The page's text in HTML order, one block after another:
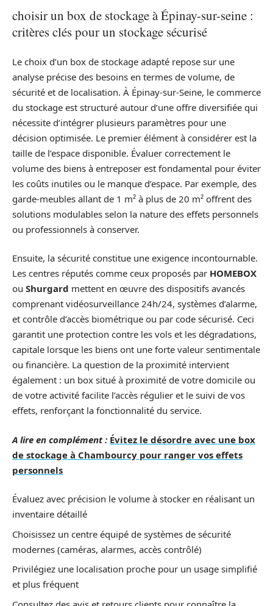
choisir un box de stockage à Épinay-sur-seine :
critères clés pour un stockage sécurisé
Le choix d’un box de stockage adapté repose sur une
analyse précise des besoins en termes de volume, de
sécurité et de localisation. À Épinay-sur-Seine, le commerce
du stockage est structuré autour d’une offre diversifiée qui
nécessite d’intégrer plusieurs paramètres pour une
décision optimisée. Le premier élément à considérer est la
taille de l’espace disponible. Évaluer correctement le
volume des biens à entreposer est fondamental pour éviter
les coûts inutiles ou le manque d’espace. Par exemple, des
garde-meubles allant de 1 m² à plus de 20 m² offrent des
solutions modulables selon la nature des effets personnels
ou professionnels à conserver.
Ensuite, la sécurité constitue une exigence incontournable.
Les centres réputés comme ceux proposés par HOMEBOX
ou Shurgard mettent en œuvre des dispositifs avancés
comprenant vidéosurveillance 24h/24, systèmes d’alarme,
et contrôle d’accès biométrique ou par code sécurisé. Ceci
garantit une protection contre les vols et les dégradations,
capitale lorsque les biens ont une forte valeur sentimentale
ou financière. La question de la proximité intervient
également : un box situé à proximité de votre domicile ou
de votre activité facilite l’accès régulier et le suivi de vos
effets, renforçant la fonctionnalité du service.
A lire en complément : Évitez le désordre avec une box
de stockage à Chambourcy pour ranger vos effets
personnels
Évaluez avec précision le volume à stocker en réalisant un
inventaire détaillé
Choisissez un centre équipé de systèmes de sécurité
modernes (caméras, alarmes, accès contrôlé)
Privilégiez une localisation proche pour un usage simplifié
et plus fréquent